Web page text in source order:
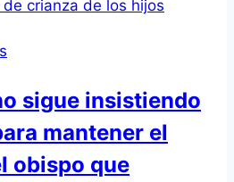
sigue insistiendo
mantener el
obispo que